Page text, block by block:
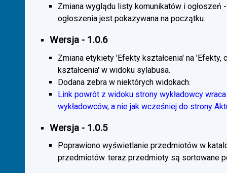
Zmiana wyglądu listy komunikatów i ogłoszeń
ogłoszenia jest pokazywana na początku.
Wersja - 1.0.6
Zmiana etykiety 'Efekty kształcenia' na 'Efekty,
kształcenia' w widoku sylabusa.
Dodana zebra w niektórych widokach.
Link powrót z widoku strony wykładowcy
wykładowców, a nie jak wcześniej do strony
Wersja - 1.0.5
Poprawiono wyświetlanie przedmiotów w
przedmiotów. teraz przedmioty są sortowane